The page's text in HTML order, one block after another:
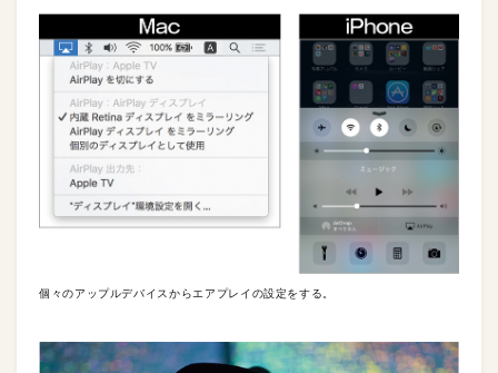
個々のアップルデバイスからエアプレイの設定をする。